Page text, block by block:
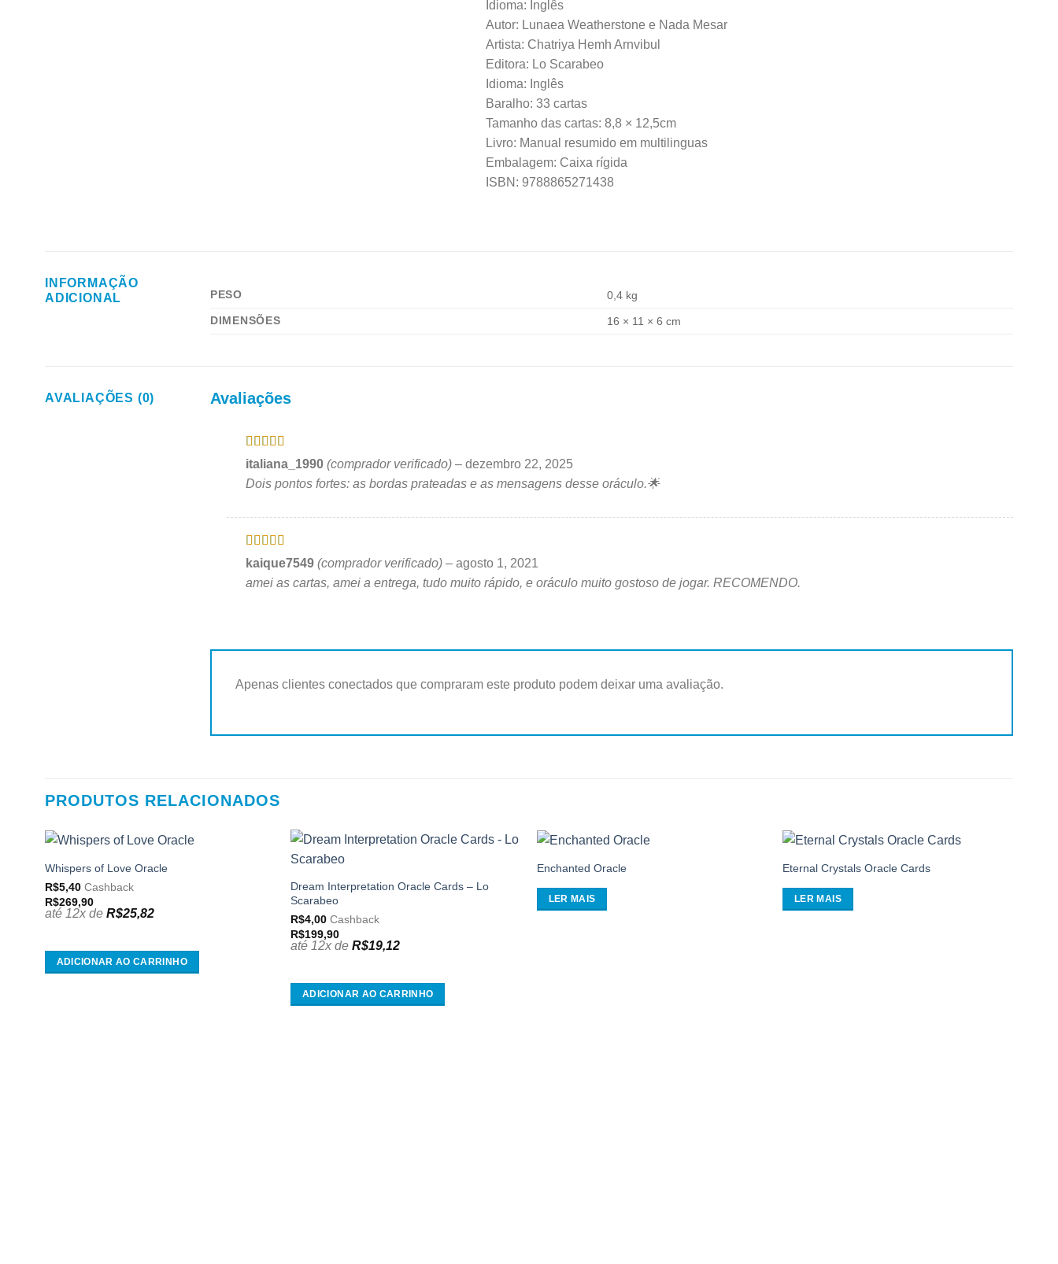
Idioma: Inglês
Autor: Lunaea Weatherstone e Nada Mesar
Artista: Chatriya Hemh Arnvibul
Editora: Lo Scarabeo
Idioma: Inglês
Baralho: 33 cartas
Tamanho das cartas: 8,8 × 12,5cm
Livro: Manual resumido em multilinguas
Embalagem: Caixa rígida
ISBN: 9788865271438
INFORMAÇÃO
ADICIONAL
PESO
0,4 kg
DIMENSÕES
16 × 11 × 6 cm
AVALIAÇÕES (0) Avaliações
Avaliação5
de 5
italiana_1990 (comprador verificado) – dezembro 22, 2025
Dois pontos fortes: as bordas prateadas e as mensagens desse oráculo.🌟
Avaliação5
de 5
kaique7549 (comprador verificado) – agosto 1, 2021
amei as cartas, amei a entrega, tudo muito rápido, e oráculo muito gostoso de jogar. RECOMENDO.
Apenas clientes conectados que compraram este produto podem deixar uma avaliação.
PRODUTOS RELACIONADOS
Whispers of Love Oracle
R$5,40Cashback
R$269,90
até 12x de R$25,82
ADICIONAR AO CARRINHO
aos
Dream Interpretation Oracle Cards – Lo
Scarabeo
R$4,00 Cashback
R$199,90
até 12x deR$19,12
ADICIONAR AO CARRINHO
Enchanted Oracle
LER MAIS
Eternal Crystals Oracle Cards
LER MAIS